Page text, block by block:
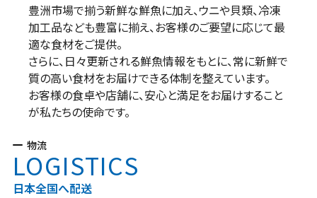
豊洲市場で揃う新鮮な鮮魚に加え、ウニや貝類、冷凍
加工品なども豊富に揃え、お客様のご要望に応じて最
適な食材をご提供。
さらに、日々更新される鮮魚情報をもとに、常に新鮮で
質の高い食材をお届けできる体制を整えています。
お客様の食卓や店舗に、安心と満足をお届けすること
が私たちの使命です。
物流
LOGISTICS
日本全国へ配送